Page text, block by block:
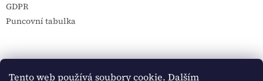
Tento web používá soubory cookie. Dalším
GDPR
Puncovní tabulka